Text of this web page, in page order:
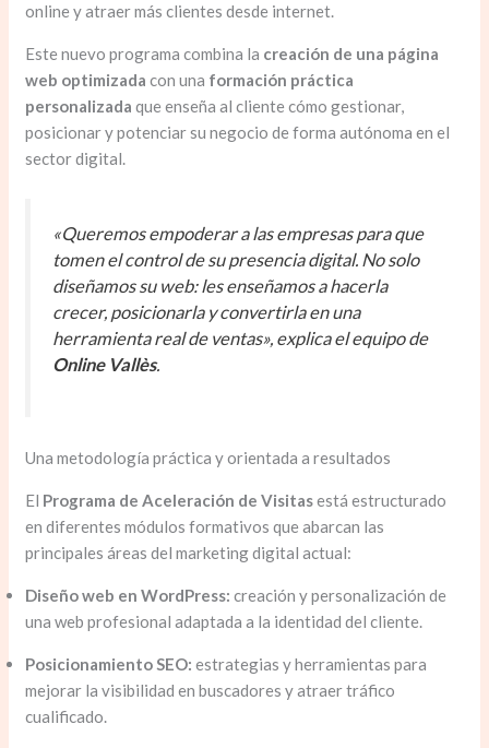
online y atraer más clientes desde internet.
Este nuevo programa combina la creación de una página
web optimizada con una formación práctica
personalizada que enseña al cliente cómo gestionar,
posicionar y potenciar su negocio de forma autónoma en el
sector digital.
«Queremos empoderar a las empresas para que
tomen el control de su presencia digital. No solo
diseñamos su web: les enseñamos a hacerla
crecer, posicionarla y convertirla en una
herramienta real de ventas», explica el equipo de
Online Vallès.
Una metodología práctica y orientada a resultados
El Programa de Aceleración de Visitasestá estructurado
en diferentes módulos formativos que abarcan las
principales áreas del marketing digital actual:
Diseño web en WordPress: creación y personalización de
una web profesional adaptada a la identidad del cliente.
Posicionamiento SEO: estrategias y herramientas para
mejorar la visibilidad en buscadores y atraer tráfico
cualificado.